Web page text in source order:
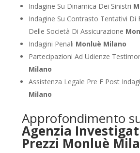
Indagine Su Dinamica Dei Sinistri
Indagine Su Contrasto Tentativi Di
Delle Società Di Assicurazione
Indagini Penali Monluè Milano
Partecipazioni Ad Udienze
Milano
Assistenza Legale Pre E Post
Milano
Approfondimento
Agenzia
Prezzi Monluè